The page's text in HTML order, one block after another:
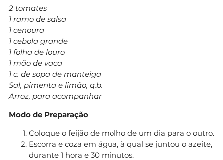
2 tomates
1 ramo de salsa
1 cenoura
1 cebola grande
1 folha de louro
1 mão de vaca
1 c. de sopa de manteiga
Sal, pimenta e limão, q.b.
Arroz, para acompanhar
Modo de Preparação
Coloque o feijão de molho de um dia para o outro.
Escorra e coza em água, à qual se juntou o azeite,
durante 1 hora e 30 minutos.